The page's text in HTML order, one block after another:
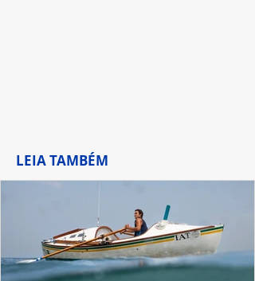
LEIA TAMBÉM